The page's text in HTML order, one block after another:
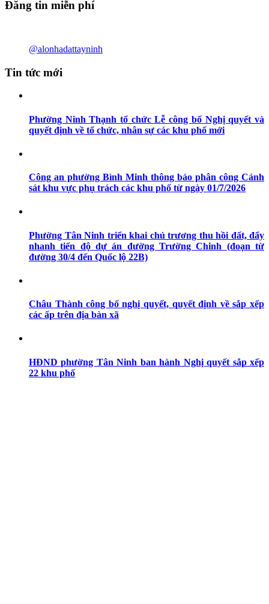
Đăng tin miễn phí
@alonhadattayninh
Tin tức mới
Phường Ninh Thạnh tổ chức Lễ công bố Nghị quyết và
quyết định về tổ chức, nhân sự các khu phố mới
Công an phường Bình Minh thông báo phân công Cảnh
sát khu vực phụ trách các khu phố từ ngày 01/7/2026
Phường Tân Ninh triển khai chủ trương thu hồi đất, đẩy
nhanh tiến độ dự án đường Trường Chinh (đoạn từ
đường 30/4 đến Quốc lộ 22B)
Châu Thành công bố nghị quyết, quyết định về sắp xếp
các ấp trên địa bàn xã
HĐND phường Tân Ninh ban hành Nghị quyết sắp xếp
22 khu phố